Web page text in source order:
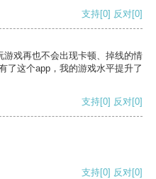
支持[0] 反对[0]
戏再也不会出现卡顿、掉线的情
了这个app，我的游戏水平提升了
支持[0] 反对[0]
支持[0] 反对[0]